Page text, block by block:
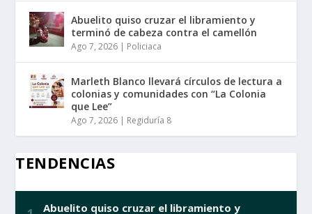
Abuelito quiso cruzar el libramiento y
terminó de cabeza contra el camellón
Ago 7, 2026 | Policiaca
Marleth Blanco llevará círculos de lectura a
colonias y comunidades con “La Colonia
que Lee”
Ago 7, 2026 | Regiduría 8
TENDENCIAS